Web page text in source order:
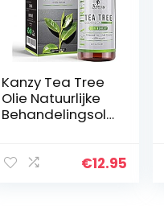
Kanzy Tea Tree
Olie Natuurlijke
Behandelingsoli
Haar Organic
€12.95